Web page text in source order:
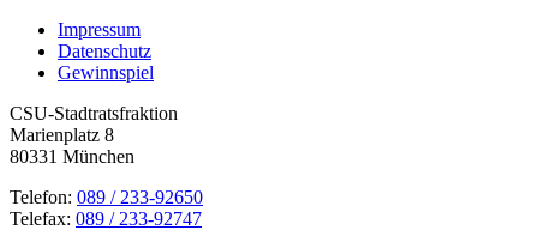
Impressum
Datenschutz
Gewinnspiel
CSU-Stadtratsfraktion
Marienplatz 8
80331 München
Telefon: 089 / 233-92650
Telefax: 089 / 233-92747